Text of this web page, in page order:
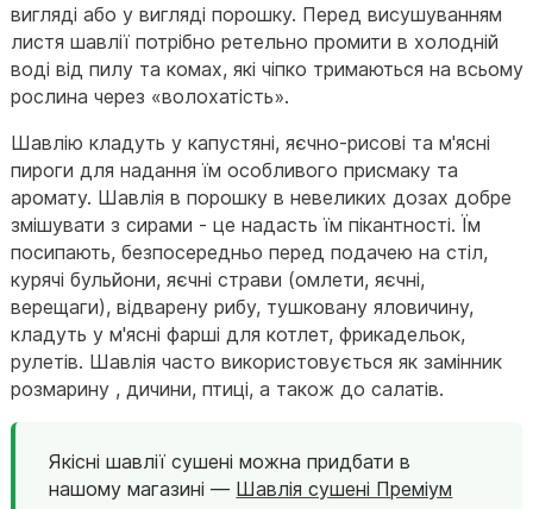
вигляді або у вигляді порошку. Перед висушуванням
листя шавлії потрібно ретельно промити в холодній
воді від пилу та комах, які чіпко тримаються на всьому
рослина через «волохатість».
Шавлію кладуть у капустяні, яєчно-рисові та м'ясні
пироги для надання їм особливого присмаку та
аромату. Шавлія в порошку в невеликих дозах добре
змішувати з сирами - це надасть їм пікантності. Їм
посипають, безпосередньо перед подачею на стіл,
курячі бульйони, яєчні страви (омлети, яєчні,
верещаги), відварену рибу, тушковану яловичину,
кладуть у м'ясні фарші для котлет, фрикадельок,
рулетів. Шавлія часто використовується як замінник
розмарину , дичини, птиці, а також до салатів.
Якісні шавлії сушені можна придбати в
нашому магазині — Шавлія сушені Преміум